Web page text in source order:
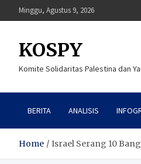
to
Minggu, Agustus 9, 2026
KOSPY
Komite Solidaritas Palestina dan
BERITA ANALISIS
Home Israel Serang 10